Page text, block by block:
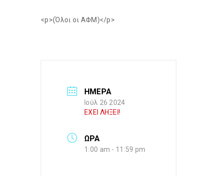
<p>(Όλοι οι ΑΦΜ)</p>
ΗΜΕΡΑ
Ιούλ 26 2024
ΕΧΕΙ ΛΗΞΕΙ!
ΩΡΑ
1:00 am - 11:59 pm